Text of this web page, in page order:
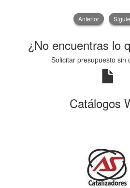
Anterior
¿No encuentras lo
Solicitar presupuesto sin
Catálogos